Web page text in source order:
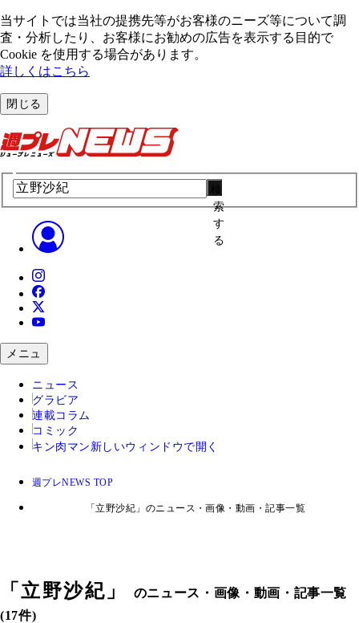
当サイトでは当社の提携先等がお客様のニーズ等について調
査・分析したり、お客様にお勧めの広告を表⽰する⽬的で
Cookie を使⽤する場合があります。
詳しくはこちら
閉じる
索
す
る
メニュ
ニュース
グラビア
連載コラム
コミック
キン肉マン 新しいウィンドウで開く
週プレNEWS TOP
「立野沙紀」のニュース・画像・動画・記事一覧
「立野沙紀 」
のニュース・画像・動画・記事一覧
(17件)